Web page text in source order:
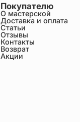
Покупателю
О мастерской
Доставка и оплата
Статьи
Отзывы
Контакты
Возврат
Акции